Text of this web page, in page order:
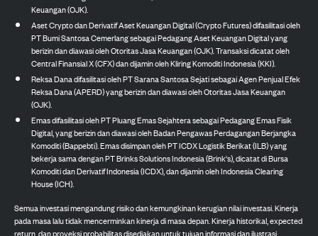
Keuangan (OJK).
Aset Crypto dan Derivatif Aset Keuangan Digital (Crypto Futures) difasilitasi oleh
PT Bumi Santosa Cemerlang sebagai Pedagang Aset Keuangan Digital yang
berizin dan diawasi oleh Otoritas Jasa Keuangan (OJK). Transaksi dicatat oleh
Central Finansial X (CFX) dan dijamin oleh Kliring Komoditi Indonesia (KKI).
Reksa Dana difasilitasi oleh PT Sarana Santosa Sejati sebagai Agen Penjual Efek
Reksa Dana (APERD) yang berizin dan diawasi oleh Otoritas Jasa Keuangan
(OJK).
Emas difasilitasi oleh PT Pluang Emas Sejahtera sebagai Pedagang Emas Fisik
Digital, yang berizin dan diawasi oleh Badan Pengawas Perdagangan Berjangka
Komoditi (Bappebti). Emas disimpan oleh PT ICDX Logistik Berikat (ILB) yang
bekerja sama dengan PT Brinks Solutions Indonesia (Brink's), dicatat di Bursa
Komoditi dan Derivatif Indonesia (ICDX), dan dijamin oleh Indonesia Clearing
House (ICH).
Semua investasi mengandung risiko dan kemungkinan kerugian nilai investasi. Kinerja
pada masa lalu tidak mencerminkan kinerja di masa depan. Kinerja historikal, expected
return, dan proyeksi probabilitas disediakan untuk tujuan informasi dan ilustrasi.